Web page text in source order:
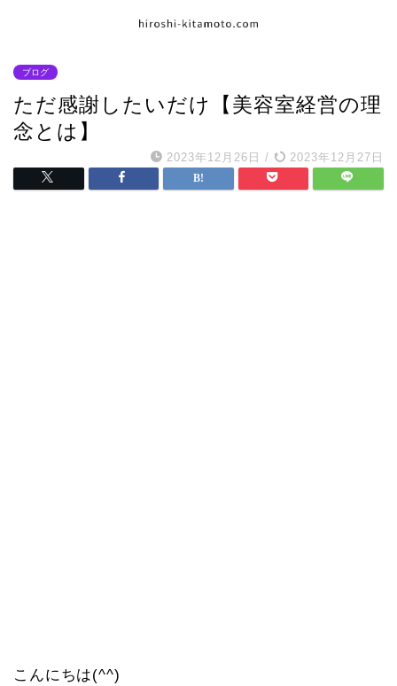
ブログ
ただ感謝したいだけ【美容室経営の理
念とは】
2023年12月26日 / 2023年12月27日
こんにちは(^^)